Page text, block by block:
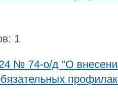
1
№ 74-о/д "О